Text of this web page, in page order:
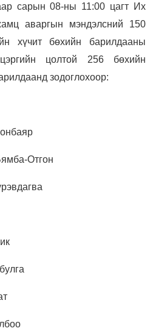
сарын 08-ны 11:00 цагт Их
аваргын мэндэлсний 150
хүчит бөхийн барилдааны
цолтой 256 бөхийн
зодоглохоор:
Отгон